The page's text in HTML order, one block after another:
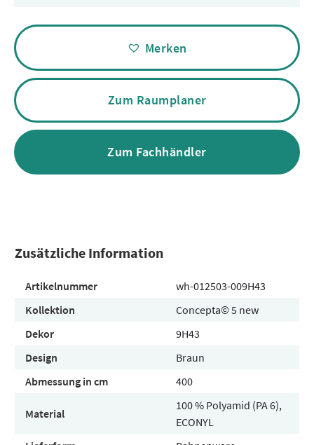
Alternative:
Merken
Zum Raumplaner
Zum Fachhändler
Zusätzliche Information
Artikelnummer
wh-012503-009H43
Kollektion
Concepta© 5 new
Dekor
9H43
Design
Braun
Abmessung in cm
400
Material
100 % Polyamid (PA 6),
ECONYL